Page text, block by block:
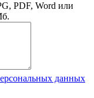
PDF, Word или
данных